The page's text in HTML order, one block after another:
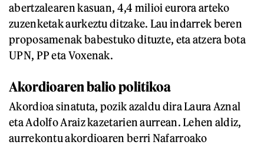
abertzalearen kasuan, 4,4 milioi eurora arteko
zuzenketak aurkeztu ditzake. Lau indarrek beren
proposamenak babestuko dituzte, eta atzera bota
UPN, PP eta Voxenak.
Akordioaren balio politikoa
Akordioa sinatuta, pozik azaldu dira Laura Aznal
eta Adolfo Araiz kazetarien aurrean. Lehen aldiz,
aurrekontu akordioaren berri Nafarroako